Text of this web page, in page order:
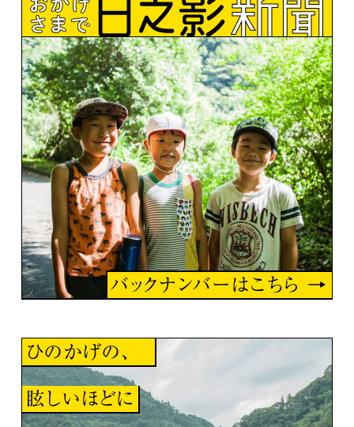
バックナンバーはこちら →
ひのかげの、
眩しいほどに